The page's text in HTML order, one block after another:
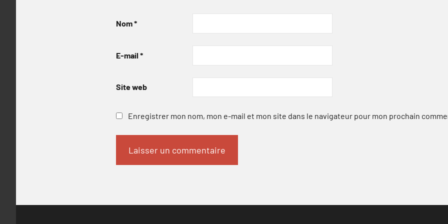
Nom*
E-mail *
Site web
Enregistrer mon nom, mon e-mail et mon site dans le navigateur pour mon prochain